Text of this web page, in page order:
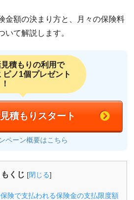
金額の決まり方と、月々の保険料
いて解説します。
積もりの利用で
ピノ1個プレゼント
積もりスタート
ペーン概要はこちら
もくじ [閉じる]
険で支払われる保険金の支払限度額